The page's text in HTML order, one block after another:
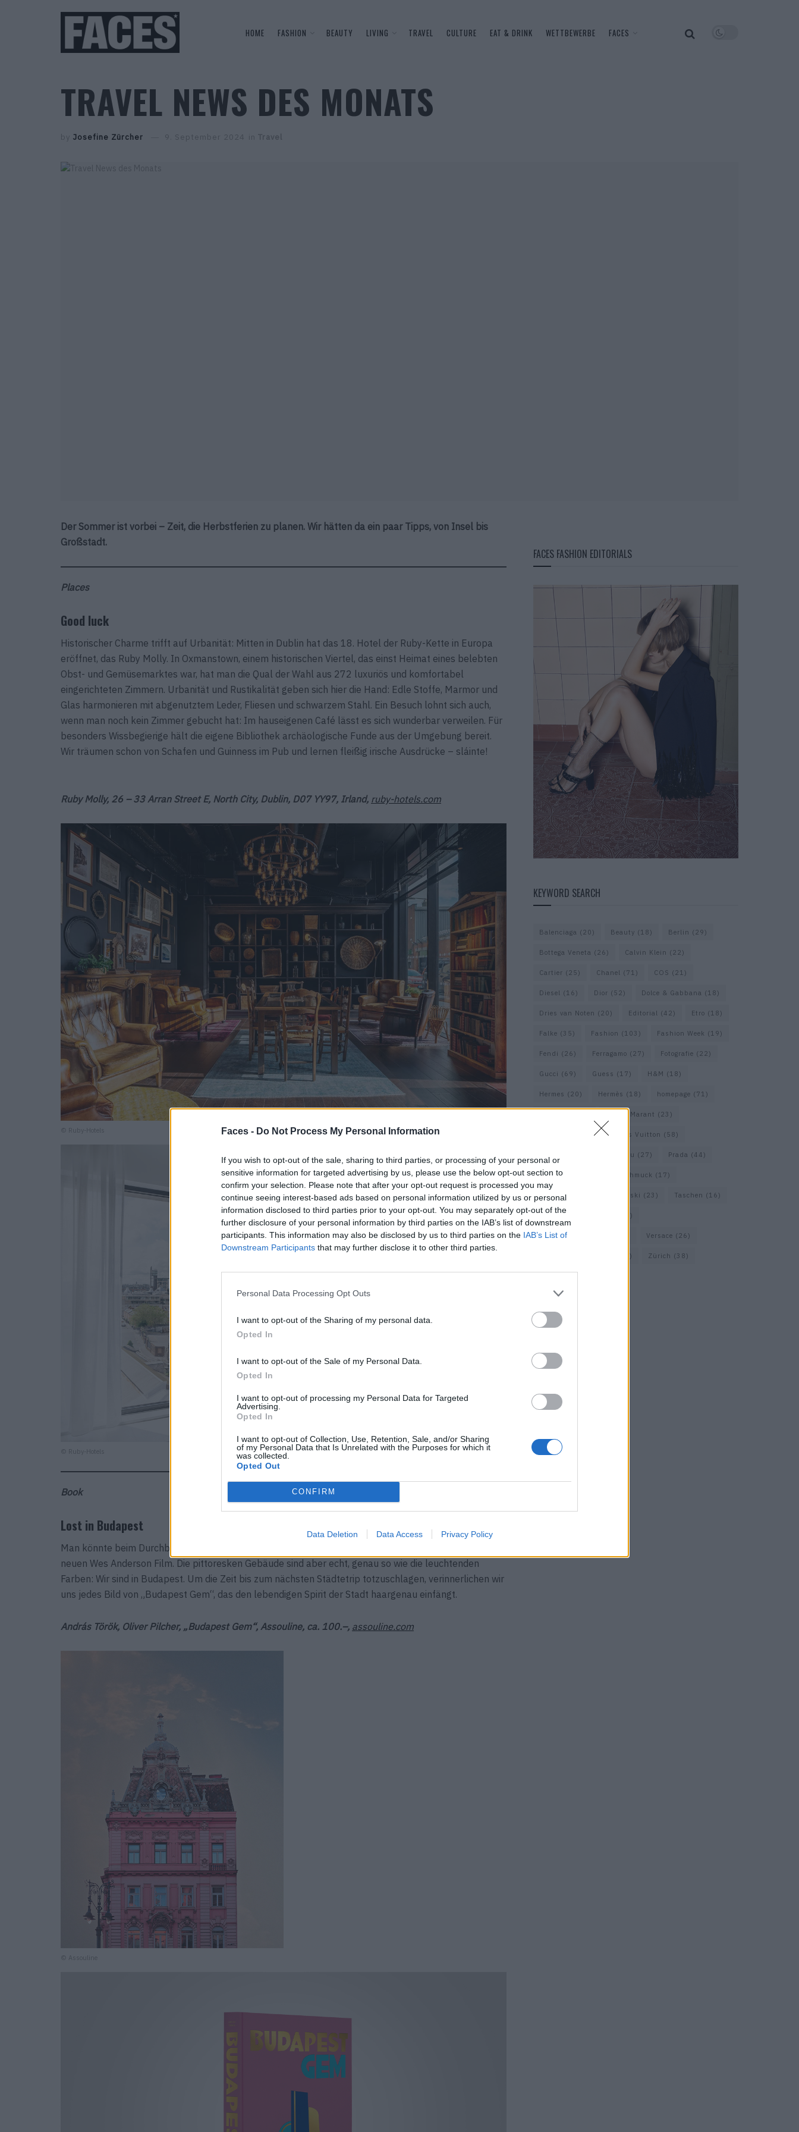
Faces - Do Not Process My Personal Information
If you wish to opt-out of the sale, sharing to third parties, or processing of your personal or
sensitive information for targeted advertising by us, please use the below opt-out section to
confirm your selection. Please note that after your opt-out request is processed you may
continue seeing interest-based ads based on personal information utilized by us or personal
information disclosed to third parties prior to your opt-out. You may separately opt-out of the
further disclosure of your personal information by third parties on the IAB’s list of downstream
participants. This information may also be disclosed by us to third parties on the IAB’s List of
Downstream Participants that may further disclose it to other third parties.
Personal Data Processing Opt Outs
I want to opt-out of the Sharing of my personal data.
Opted In
I want to opt-out of the Sale of my Personal Data.
Opted In
I want to opt-out of processing my Personal Data for Targeted
Advertising.
Opted In
I want to opt-out of Collection, Use, Retention, Sale, and/or Sharing
of my Personal Data that Is Unrelated with the Purposes for which it
was collected.
Opted Out
CONFIRM
Data Deletion Data Access Privacy Policy
HOME FASHION BEAUTY LIVING TRAVEL CULTURE EAT & DRINK WETTBEWERBE FACES
TRAVEL NEWS DES MONATS
by Josefine Zürcher 9. September 2024 in Travel
Der Sommer ist vorbei – Zeit, die Herbstferien zu planen. Wir hätten da ein paar Tipps, von Insel bis
Großstadt.
Places
Good luck
Historischer Charme trifft auf Urbanität: Mitten in Dublin hat das 18. Hotel der Ruby-Kette in Europa
eröffnet, das Ruby Molly. In Oxmanstown, einem historischen Viertel, das einst Heimat eines belebten
Obst- und Gemüsemarktes war, hat man die Qual der Wahl aus 272 luxuriös und komfortabel
eingerichteten Zimmern. Urbanität und Rustikalität geben sich hier die Hand: Edle Stoffe, Marmor und
Glas harmonieren mit abgenutztem Leder, Fliesen und schwarzem Stahl. Ein Besuch lohnt sich auch,
wenn man noch kein Zimmer gebucht hat: Im hauseigenen Café lässt es sich wunderbar verweilen. Für
besonders Wissbegierige hält die eigene Bibliothek archäologische Funde aus der Umgebung bereit.
Wir träumen schon von Schafen und Guinness im Pub und lernen fleißig irische Ausdrücke – sláinte!
Ruby Molly, 26 – 33 Arran Street E, North City, Dublin, D07 YY97, Irland, ruby-hotels.com
© Ruby-Hotels
© Ruby-Hotels
Book
Lost in Budapest
Man könnte beim Durchblättern meinen, es handle sich um Behind-the-Scenes-Aufnahmen aus einem
neuen Wes Anderson Film. Die pittoresken Gebäude sind aber echt, genau so wie die leuchtenden
Farben: Wir sind in Budapest. Um die Zeit bis zum nächsten Städtetrip totzuschlagen, verinnerlichen wir
uns jedes Bild von „Budapest Gem“, das den lebendigen Spirit der Stadt haargenau einfängt.
András Török, Oliver Pilcher, „Budapest Gem“, Assouline, ca. 100.–, assouline.com
© Assouline
FACES FASHION EDITORIALS
KEYWORD SEARCH
Balenciaga (20) Beauty (18) Berlin (29)
Bottega Veneta (26) Calvin Klein (22)
Cartier (25) Chanel (71) COS (21)
Diesel (16) Dior (52) Dolce & Gabbana (18)
Dries van Noten (20) Editorial (42) Etro (18)
Falke (35) Fashion (103) Fashion Week (19)
Fendi (26) Ferragamo (27) Fotografie (22)
Gucci (69) Guess (17) H&M (18)
Hermes (20) Hermès (18) homepage (71)
Isabel Marant (23)
(20) Louis Vuitton (58)
Miu Miu (27) Prada (44)
Saint Laurent Schmuck (17)
Sportmax Swarovski (23) Taschen (16)
Travel(23) (33)
Vacheron Constantin Versace (26)
(18) Zürich (38)